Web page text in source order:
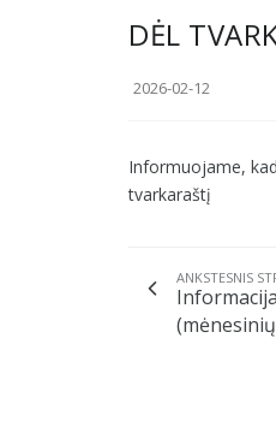
DĖL
2026-02-12
Informuojame,
tvarkaraštį
ANKSTESNIS